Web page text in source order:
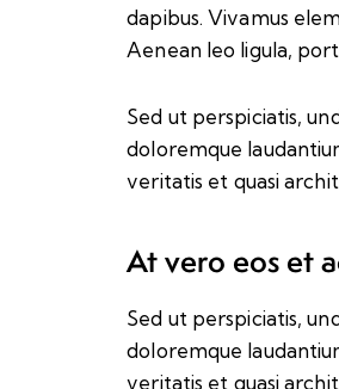
dapibus. Vivamus
Aenean leo ligula,
Sed ut perspiciatis,
doloremque
veritatis et quasi
At vero eos et
Sed ut perspiciatis,
doloremque
veritatis et quasi